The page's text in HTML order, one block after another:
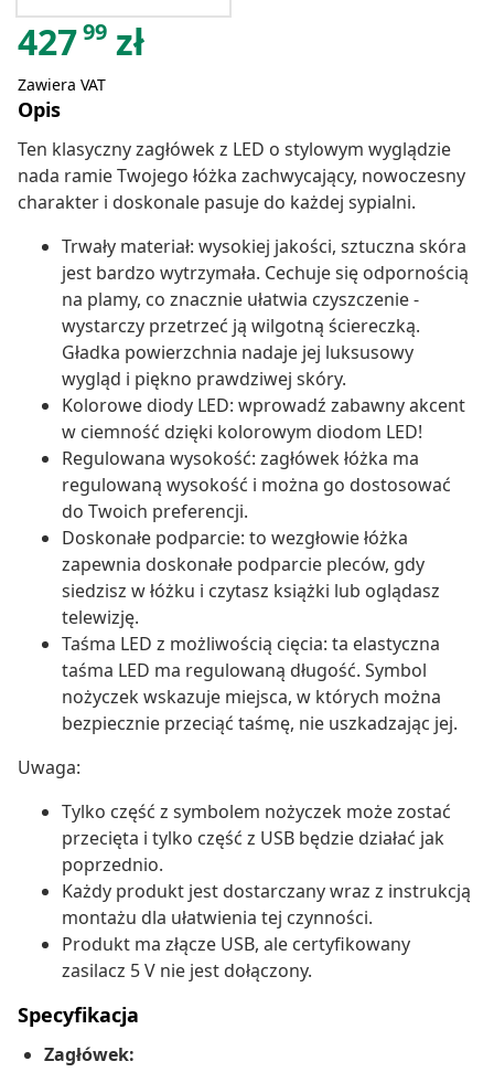
42799 zł
Zawiera VAT
Opis
Ten klasyczny zagłówek z LED o stylowym wyglądzie
nada ramie Twojego łóżka zachwycający, nowoczesny
charakter i doskonale pasuje do każdej sypialni.
Trwały materiał: wysokiej jakości, sztuczna skóra
jest bardzo wytrzymała. Cechuje się odpornością
na plamy, co znacznie ułatwia czyszczenie -
wystarczy przetrzeć ją wilgotną ściereczką.
Gładka powierzchnia nadaje jej luksusowy
wygląd i piękno prawdziwej skóry.
Kolorowe diody LED: wprowadź zabawny akcent
w ciemność dzięki kolorowym diodom LED!
Regulowana wysokość: zagłówek łóżka ma
regulowaną wysokość i można go dostosować
do Twoich preferencji.
Doskonałe podparcie: to wezgłowie łóżka
zapewnia doskonałe podparcie pleców, gdy
siedzisz w łóżku i czytasz książki lub oglądasz
telewizję.
Taśma LED z możliwością cięcia: ta elastyczna
taśma LED ma regulowaną długość. Symbol
nożyczek wskazuje miejsca, w których można
bezpiecznie przeciąć taśmę, nie uszkadzając jej.
Uwaga:
Tylko część z symbolem nożyczek może zostać
przecięta i tylko część z USB będzie działać jak
poprzednio.
Każdy produkt jest dostarczany wraz z instrukcją
montażu dla ułatwienia tej czynności.
Produkt ma złącze USB, ale certyfikowany
zasilacz 5 V nie jest dołączony.
Specyfikacja
Zagłówek: